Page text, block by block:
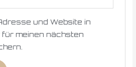
und Website in
meinen nächsten